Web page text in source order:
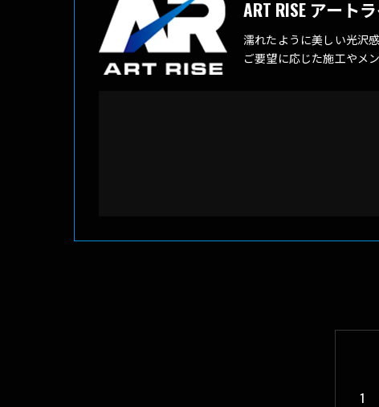
ART RISE アート
濡れたように美しい光沢
ご要望に応じた施工やメ